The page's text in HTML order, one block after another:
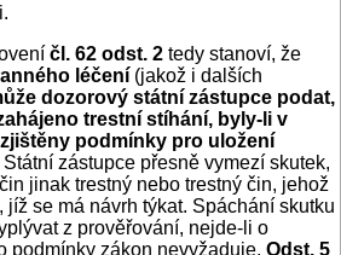
čl. 62 odst. 2 tedy stanoví, že
léčení (jakož i dalších
dozorový státní zástupce podat,
trestní stíhání, byly-li v
podmínky pro uložení
Státní zástupce přesně vymezí skutek,
jinak trestný nebo trestný čin, jehož
se má návrh týkat. Spáchání skutku
z prověřování, nejde-li o
podmínky zákon nevyžaduje. Odst. 5